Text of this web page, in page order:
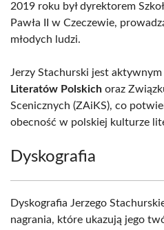
2019 roku był dyrektorem
Pawła II w Czeczewie,
młodych ludzi.
Jerzy Stachurski jest aktywnym
Literatów Polskich oraz
Scenicznych (ZAiKS), co
obecność w polskiej kulturze
Dyskografia
Dyskografia Jerzego
nagrania, które ukazują jego